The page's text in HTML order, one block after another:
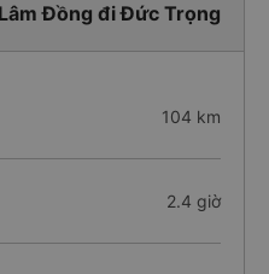
Đồng đi Đức Trọng
104 km
2.4 giờ